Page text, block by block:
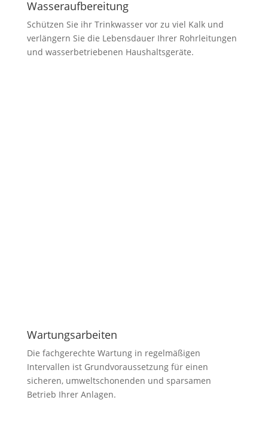
Wasseraufbereitung
Schützen Sie ihr Trinkwasser vor zu viel Kalk und
verlängern Sie die Lebensdauer Ihrer Rohrleitungen
und wasserbetriebenen Haushaltsgeräte.
Wartungsarbeiten
Die fachgerechte Wartung in regelmäßigen
Intervallen ist Grundvoraussetzung für einen
sicheren, umweltschonenden und sparsamen
Betrieb Ihrer Anlagen.